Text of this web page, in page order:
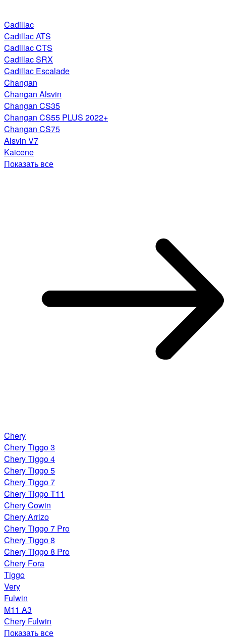
Cadillac
Cadillac ATS
Cadillac CTS
Cadillac SRX
Cadillac Escalade
Changan
Changan Alsvin
Changan CS35
Changan CS55 PLUS 2022+
Changan CS75
Alsvin V7
Kaicene
Показать все
Chery
Chery Tiggo 3
Chery Tiggo 4
Chery Tiggo 5
Chery Tiggo 7
Chery Tiggo T11
Chery Cowin
Chery Arrizo
Chery Tiggo 7 Pro
Chery Tiggo 8
Chery Tiggo 8 Pro
Chery Fora
Tiggo
Very
Fulwin
M11 A3
Сhery Fulwin
Показать все